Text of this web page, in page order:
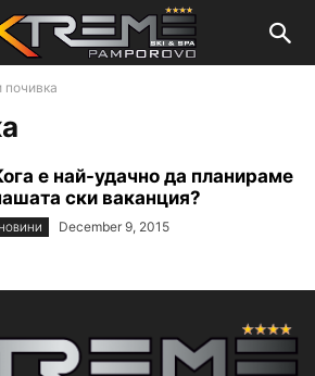
почивка
е най-удачно да планираме
ски ваканция?
December 9, 2015